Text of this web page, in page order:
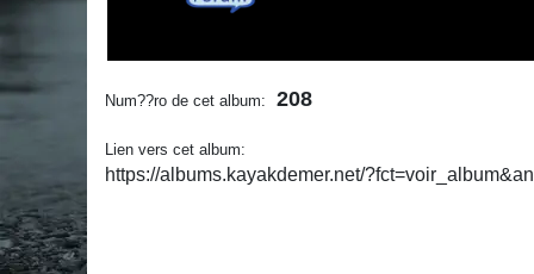
Num??ro de cet album: 208
Lien vers cet album:
https://albums.kayakdemer.net/